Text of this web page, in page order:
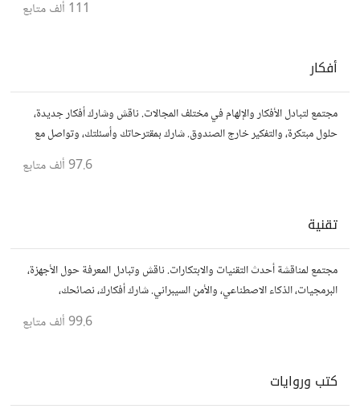
111 ألف متابع
أفكار
مجتمع لتبادل الأفكار والإلهام في مختلف المجالات. ناقش وشارك أفكار جديدة،
حلول مبتكرة، والتفكير خارج الصندوق. شارك بمقترحاتك وأسئلتك، وتواصل مع
97.6 ألف متابع
تقنية
مجتمع لمناقشة أحدث التقنيات والابتكارات. ناقش وتبادل المعرفة حول الأجهزة،
البرمجيات، الذكاء الاصطناعي، والأمن السيبراني. شارك أفكارك، نصائحك،
99.6 ألف متابع
كتب وروايات